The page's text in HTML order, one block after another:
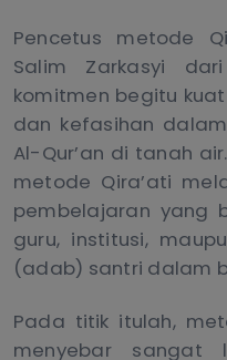
Pencetus metode
Salim Zarkasyi
komitmen begitu
dan kefasihan
Al-Qur’an di tanah
metode Qira’ati
pembelajaran yang
guru, institusi,
(adab) santri dalam
Pada titik itulah,
menyebar sangat